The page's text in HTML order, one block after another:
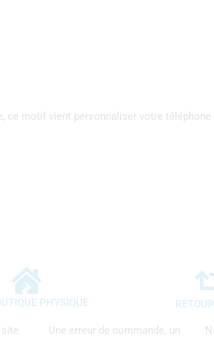
motif vient personnaliser votre
PHYSIQUE
Une erreur de commande, un